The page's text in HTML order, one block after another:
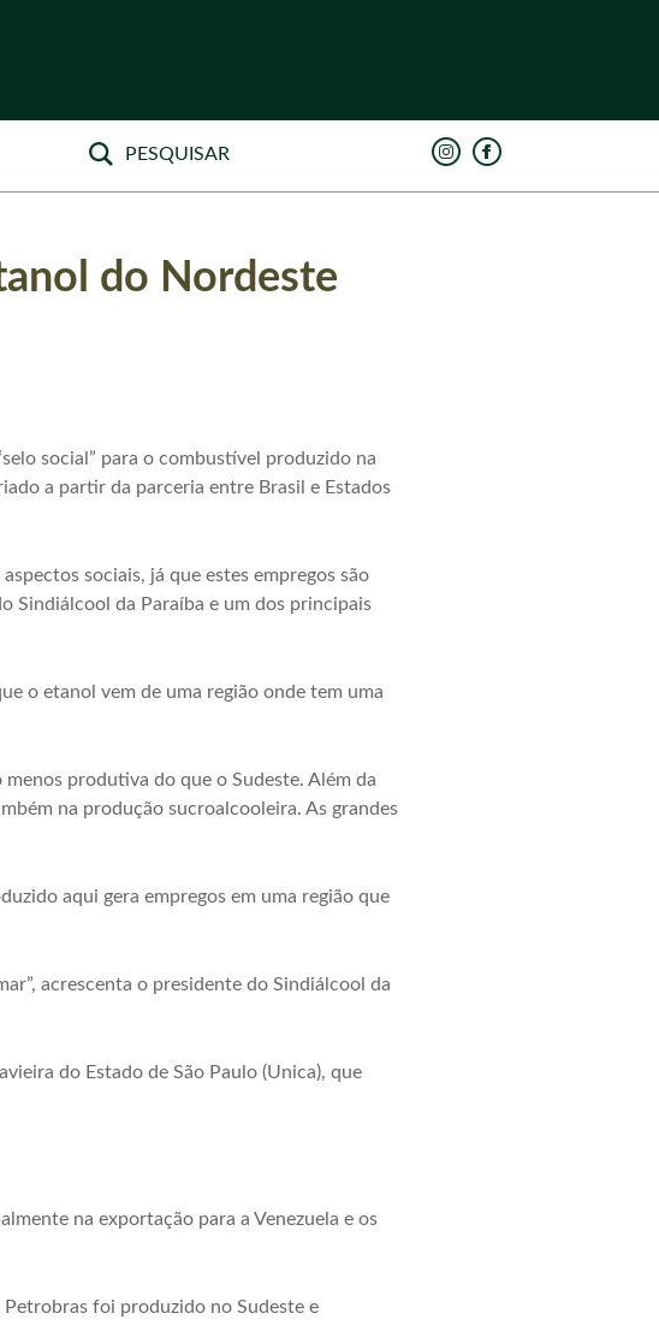
do Nordeste
social” para o combustível produzido na
a partir da parceria entre Brasil e Estados
sociais, já que estes empregos são
Sindiálcool da Paraíba e um dos principais
o etanol vem de uma região onde tem uma
produtiva do que o Sudeste. Além da
na produção sucroalcooleira. As grandes
aqui gera empregos em uma região que
acrescenta o presidente do Sindiálcool da
do Estado de São Paulo (Unica), que
na exportação para a Venezuela e os
foi produzido no Sudeste e